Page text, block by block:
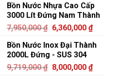
Bồn Nước Nhựa Cao Cấp
3000 Lít Đứng Nam Thành
7,950,000₫ 6,360,000 ₫
Bồn Nước Inox Đại Thành
2000L Đứng - SUS 304
9,719,000₫ 8,000,000 ₫